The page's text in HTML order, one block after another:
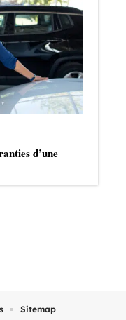
d’une
Sitemap